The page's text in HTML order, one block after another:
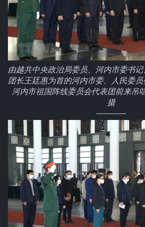
由越共中央政治局委员、河内市委书
团长王廷惠为首的河内市委、人民委
河内市祖国阵线委员会代表团前来吊
摄